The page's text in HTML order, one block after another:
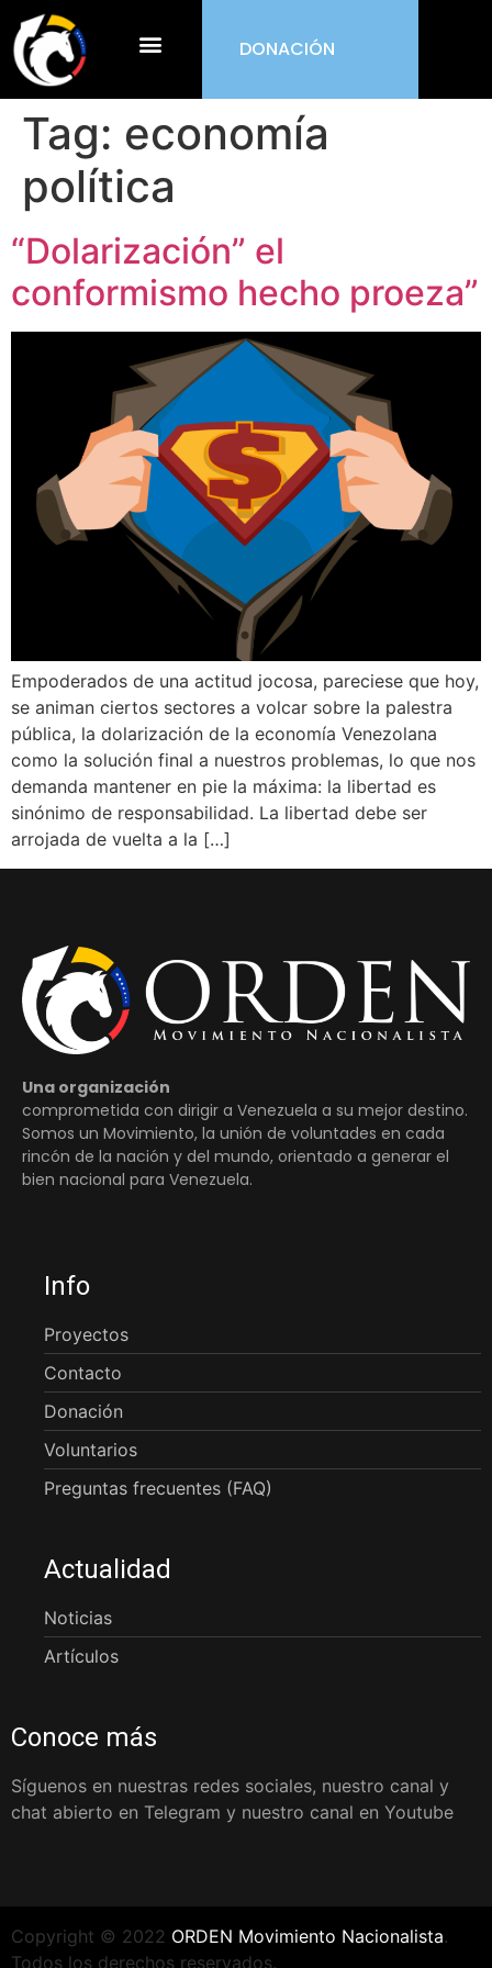
DONACIÓN
Tag: economía
política
“Dolarización” el
conformismo hecho proeza”
Empoderados de una actitud jocosa, pareciese que hoy,
se animan ciertos sectores a volcar sobre la palestra
pública, la dolarización de la economía Venezolana
como la solución final a nuestros problemas, lo que nos
demanda mantener en pie la máxima: la libertad es
sinónimo de responsabilidad. La libertad debe ser
arrojada de vuelta a la […]
Una organización
comprometida con dirigir a Venezuela a su mejor destino.
Somos un Movimiento, la unión de voluntades en cada
rincón de la nación y del mundo, orientado a generar el
bien nacional para Venezuela.
Info
Proyectos
Contacto
Donación
Voluntarios
Preguntas frecuentes (FAQ)
Actualidad
Noticias
Artículos
Conoce más
Síguenos en nuestras redes sociales, nuestro canal y
chat abierto en Telegram y nuestro canal en Youtube
Copyright © 2022 ORDEN Movimiento Nacionalista.
Todos los derechos reservados.